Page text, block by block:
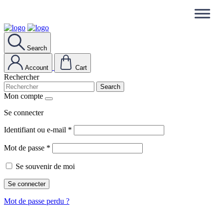
Search
Account Cart
Rechercher
Search
Mon compte
Se connecter
Identifiant ou e-mail *
Mot de passe *
Se souvenir de moi
Se connecter
Mot de passe perdu ?